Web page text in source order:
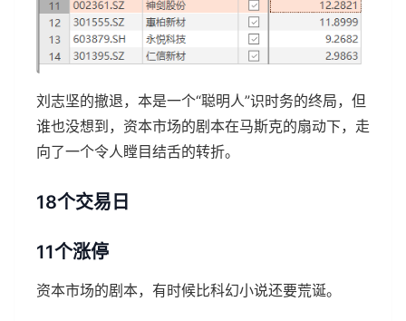
刘志坚的撤退，本是一个“聪明人”识时务的终局，但
谁也没想到，资本市场的剧本在马斯克的扇动下，走
向了一个令人瞠目结舌的转折。
18个交易日
11个涨停
资本市场的剧本，有时候比科幻小说还要荒诞。